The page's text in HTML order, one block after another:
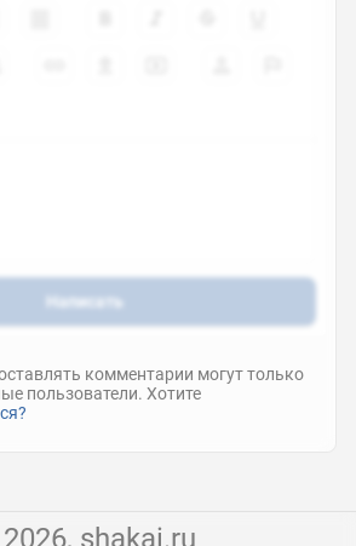
Написать
комментарии могут только
пользователи. Хотите
shakai.ru